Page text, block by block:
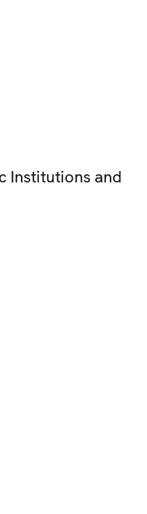
Institutions and